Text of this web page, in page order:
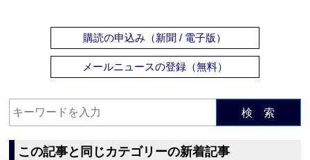
購読の申込み（新聞 / 電子版）
メールニュースの登録（無料）
検 索
この記事と同じカテゴリーの新着記事